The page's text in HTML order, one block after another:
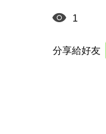
1
分享給好友